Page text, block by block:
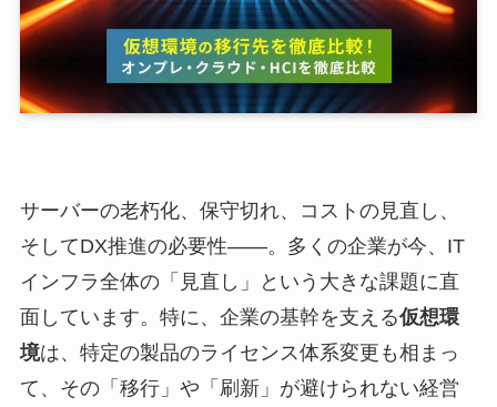
サーバーの老朽化、保守切れ、コストの見直し、
そしてDX推進の必要性――。多くの企業が今、IT
インフラ全体の「見直し」という大きな課題に直
面しています。特に、企業の基幹を支える仮想環
境は、特定の製品のライセンス体系変更も相まっ
て、その「移行」や「刷新」が避けられない経営